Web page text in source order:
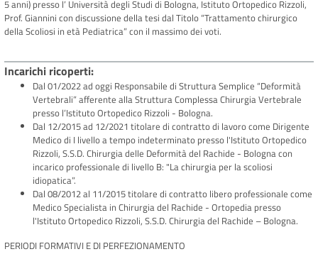
5 anni) presso l’ Università degli Studi di Bologna, Istituto Ortopedico Rizzoli,
Prof. Giannini con discussione della tesi dal Titolo “Trattamento chirurgico
della Scoliosi in età Pediatrica” con il massimo dei voti.
Incarichi ricoperti
Dal 01/2022 ad oggi Responsabile di Struttura Semplice “Deformità
Vertebrali” afferente alla Struttura Complessa Chirurgia Vertebrale
presso l’Istituto Ortopedico Rizzoli - Bologna.
Dal 12/2015 ad 12/2021 titolare di contratto di lavoro come Dirigente
Medico di I livello a tempo indeterminato presso l'Istituto Ortopedico
Rizzoli, S.S.D. Chirurgia delle Deformità del Rachide - Bologna con
incarico professionale di livello B: "La chirurgia per la scoliosi
idiopatica”.
Dal 08/2012 al 11/2015 titolare di contratto libero professionale come
Medico Specialista in Chirurgia del Rachide - Ortopedia presso
l'Istituto Ortopedico Rizzoli, S.S.D. Chirurgia del Rachide – Bologna.
PERIODI FORMATIVI E DI PERFEZIONAMENTO